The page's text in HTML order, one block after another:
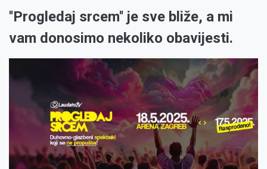
''Progledaj srcem'' je sve bliže, a mi
vam donosimo nekoliko obavijesti.